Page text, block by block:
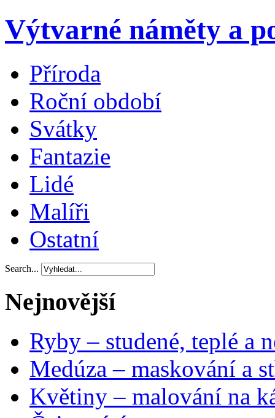
Výtvarné náměty a
Příroda
Roční období
Svátky
Fantazie
Lidé
Malíři
Ostatní
Search...
Nejnovější
Ryby – studené, teplé a
Medúza – maskování a
Květiny – malování na